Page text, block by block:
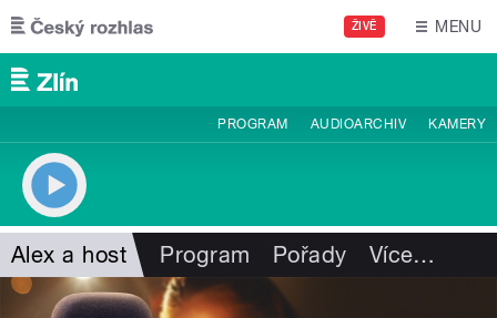
Přejít k hlavnímu obsahu
ŽIVĚ MENU
PROGRAM AUDIOARCHIV KAMERY
Alex a host Program Pořady Více…